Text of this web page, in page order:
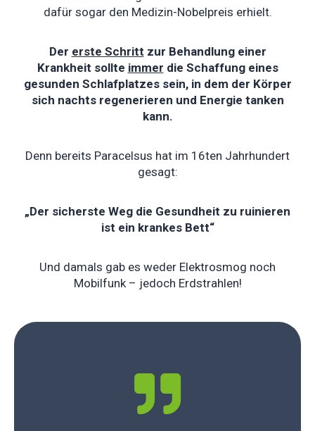
dafür sogar den Medizin-Nobelpreis erhielt.
Der erste Schritt zur Behandlung einer
Krankheit sollte immer die Schaffung eines
gesunden Schlafplatzes sein, in dem der Körper
sich nachts regenerieren und Energie tanken
kann.
Denn bereits Paracelsus hat im 16ten Jahrhundert
gesagt:
„Der sicherste Weg die Gesundheit zu ruinieren
ist ein krankes Bett“
Und damals gab es weder Elektrosmog noch
Mobilfunk – jedoch Erdstrahlen!